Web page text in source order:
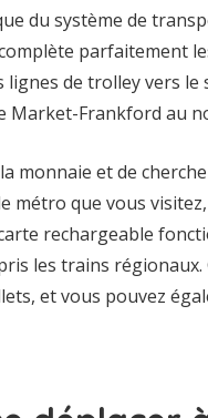
du système de
parfaitement
de trolley vers le
Market-Frankford au
monnaie et de
métro que vous
rechargeable
les trains
et vous pouvez